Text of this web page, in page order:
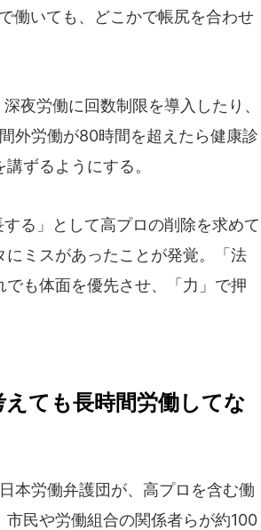
働いても、どこかで帳尻を合わせ
夜労働に回数制限を導入したり、
外労働が80時間を超えたら健康診
ずるようにする。
る」として高プロの削除を求めて
ミスがあったことが発覚。「法
も体面を優先させ、「力」で押
えても長時間労働してな
本労働弁護団が、高プロを含む働
民や労働組合の関係者らが約100